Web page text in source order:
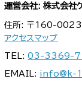
運営会社: 株式会社
住所: 〒160-0023
アクセスマップ
TEL:03-3369-
EMAIL: info@k-